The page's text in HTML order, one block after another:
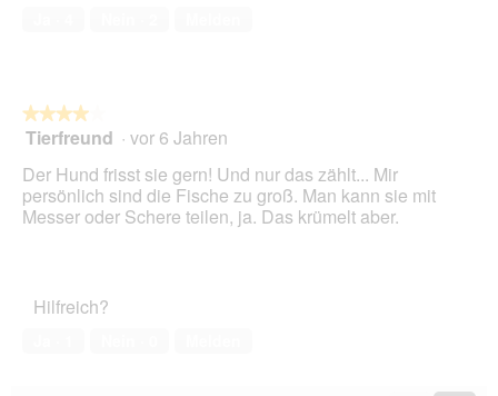
★★★★★
★★★★★
4
5
Sternen.
Tierfreund · vor 6 Jahren
Der Hund frisst sie gern! Und nur das zählt... Mir
persönlich sind die Fische zu groß. Man kann sie mit
Messer oder Schere teilen, ja. Das krümelt aber.
Hilfreich?